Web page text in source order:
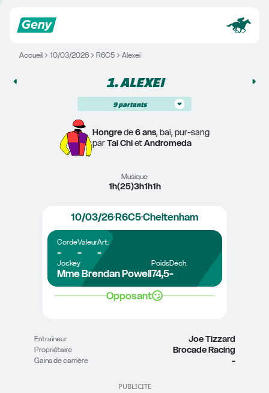
Accueil 10/03/2026 R6C5 Alexei
1. ALEXEI
9 partants
Hongre de 6 ans, bai, pur-sang
par Tai Chi et Andromeda
Musique
1h(25)3h1h1h
10/03/26R6C5Cheltenham
Corde
-
Valeur
-
Art.
-
Jockey
Mme Brendan Powell
Poids
74,5
Déch.
-
Opposant
Entraîneur Joe Tizzard
Propriétaire Brocade Racing
Gains de carrière -